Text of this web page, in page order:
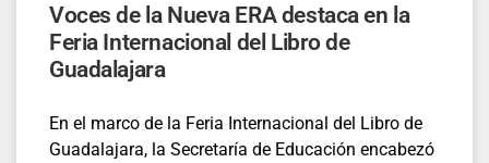
Voces de la Nueva ERA destaca en la
Feria Internacional del Libro de
Guadalajara
En el marco de la Feria Internacional del Libro de
Guadalajara, la Secretaría de Educación encabezó